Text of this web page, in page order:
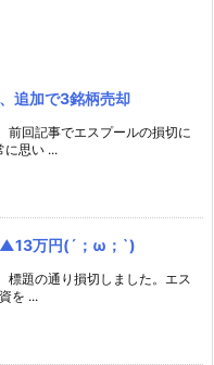
追加で3銘柄売却
前回記事でエスプールの損切に
に思い ...
▲13万円(´；ω；`)
標題の通り損切しました。エス
を ...